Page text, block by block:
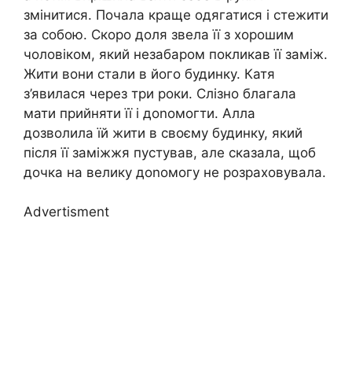
змінитися. Почала краще одягатися і стежити
за собою. Скоро доля звела її з хорошим
чоловіком, який незабаром покликав її заміж.
Жити вони стали в його будинку. Катя
з’явилася через три роки. Слізно благала
мати прийняти її і доnомогти. Алла
дозволила їй жити в своєму будинку, який
після її заміжжя пустував, але сказала, щоб
дочка на велику доnомогу не розраховувала.
Advertisment